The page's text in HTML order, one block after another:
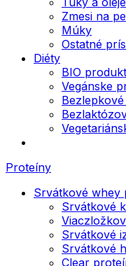
Zmesi na
Múky
Ostatné
Diéty
BIO
Vegánske
Proteíny
Srvátkové whey
Srvátkové
Srvátkové
Srvátkové
Clear